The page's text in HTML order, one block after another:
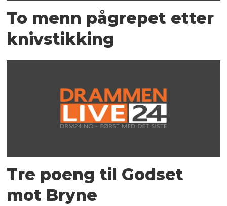
To menn pågrepet etter
knivstikking
Tre poeng til Godset
mot Bryne